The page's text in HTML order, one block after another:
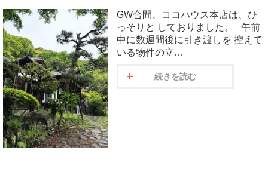
GW合間、ココハウス本店は、ひ
っそりと しておりました。 午前
中に数週間後に引き渡しを 控えて
いる物件の立…
続きを読む